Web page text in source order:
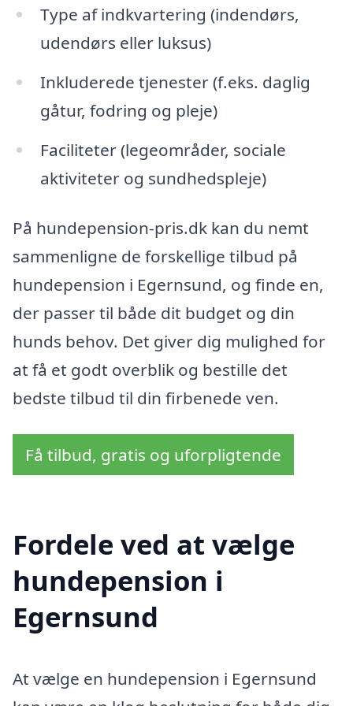
Type af indkvartering (indendørs,
udendørs eller luksus)
Inkluderede tjenester (f.eks. daglig
gåtur, fodring og pleje)
Faciliteter (legeområder, sociale
aktiviteter og sundhedspleje)
På hundepension-pris.dk kan du nemt
sammenligne de forskellige tilbud på
hundepension i Egernsund, og finde en,
der passer til både dit budget og din
hunds behov. Det giver dig mulighed for
at få et godt overblik og bestille det
bedste tilbud til din firbenede ven.
Få tilbud, gratis og uforpligtende
Fordele ved at vælge
hundepension i
Egernsund
At vælge en hundepension i Egernsund